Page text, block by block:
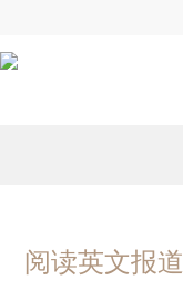
阅读英文报道